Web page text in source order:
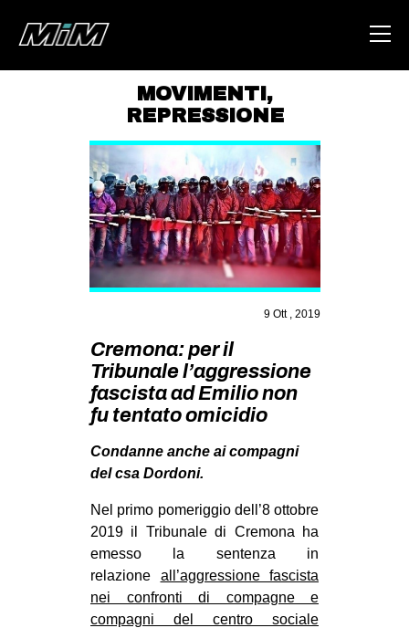
HOME
ABOUT
AREA
DEGENERAZIONE
GAZA FREESTYLE
CSOA LAMBRETTA
STUDENTI TSUNAMI
ZAM
MILANO
MOBILITAZIONI
SPAZI
SPORT POPOLARE
MOVIMENTI
AMBIENTE
ANTIFASCISMO
MOVIMENTI ,
REPRESSIONE
9 Ott , 2019
Cremona: per il
Tribunale l’aggressione
fascista ad Emilio non
fu tentato omicidio
Condanne anche ai compagni
del csa Dordoni.
Nel primo pomeriggio dell’8 ottobre
2019 il Tribunale di Cremona ha
emesso la sentenza in
relazione all’aggressione fascista
nei confronti di compagne e
compagni del centro sociale